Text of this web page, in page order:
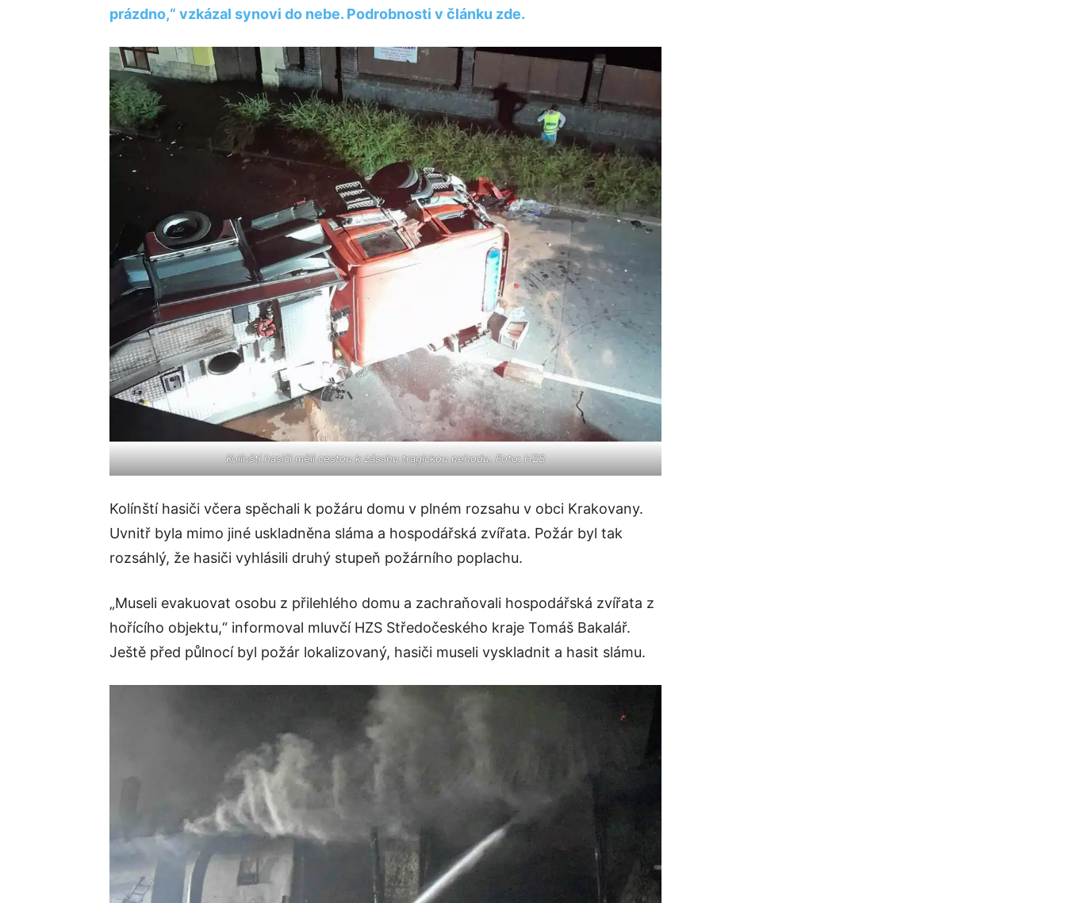
prázdno,“ vzkázal synovi do nebe. Podrobnosti v článku zde.
Kolínští hasiči měli cestou k zásahu tragickou nehodu. Foto: HZS
Kolínští hasiči včera spěchali k požáru domu v plném rozsahu v obci Krakovany.
Uvnitř byla mimo jiné uskladněna sláma a hospodářská zvířata. Požár byl tak
rozsáhlý, že hasiči vyhlásili druhý stupeň požárního poplachu.
„Museli evakuovat osobu z přilehlého domu a zachraňovali hospodářská zvířata z
hořícího objektu,“ informoval mluvčí HZS Středočeského kraje Tomáš Bakalář.
Ještě před půlnocí byl požár lokalizovaný, hasiči museli vyskladnit a hasit slámu.